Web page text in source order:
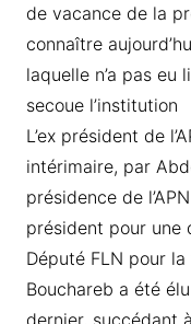
de vacance de la
connaître
laquelle n’a pas eu
secoue l’institution
L’ex président de
intérimaire, par
présidence de
président pour une
Député FLN pour
Bouchareb a été